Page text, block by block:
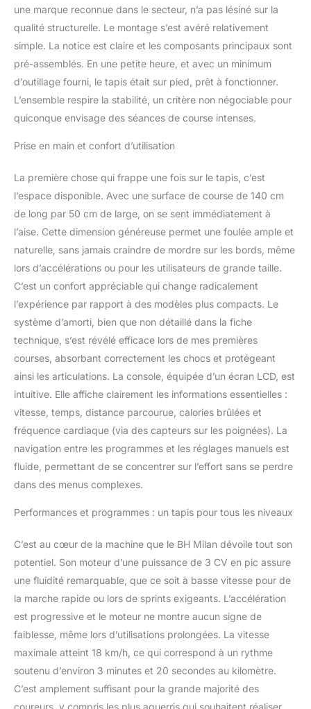
d'entraînement interactives
qui transforment votre
routine d'exercice en une
expérience plus
divertissante et plus
motivante. Ces plateformes
vous permettent d'explorer
des itinéraires virtuels, de
participer à des défis en
séances guidées par des
confort de votre domicile.
Grâce à elles, rester en
forme sera plus
dynamique, plus amusant
et plus personnalisé. UNE
LARGE GAMME DE
VITESSES, DE 1 À 20 KM/H.
Elle vous permet d'adapter
votre entraînement à vos
besoins, qu'il s'agisse
d'une promenade tranquille
pour vous détendre ou
d'un sprint intense qui
testera vos limites. Grâce à
pouvez personnaliser
chaque séance
d'entraînement en fonction
de vos objectifs, qu'il
endurance, votre vitesse
ou simplement de profiter
L'ÉLÉGANT ÉCRAN À
ÉLECTROLUMINESCENTES
VOUS INFORME EN TEMPS
RÉEL DE VOS
des données clés telles que
la vitesse, le temps, la
distance parcourue, les
calories brûlées, le pouls,
cardiaque. Grâce à cet
affichage complet, vous
une marque reconnue dans le secteur, n’a pas lésiné sur la
qualité structurelle. Le montage s’est avéré relativement
simple. La notice est claire et les composants principaux sont
pré-assemblés. En une petite heure, et avec un minimum
d’outillage fourni, le tapis était sur pied, prêt à fonctionner.
L’ensemble respire la stabilité, un critère non négociable pour
quiconque envisage des séances de course intenses.
Prise en main et confort d’utilisation
La première chose qui frappe une fois sur le tapis, c’est
l’espace disponible. Avec une surface de course de 140 cm
de long par 50 cm de large, on se sent immédiatement à
l’aise. Cette dimension généreuse permet une foulée ample et
naturelle, sans jamais craindre de mordre sur les bords, même
lors d’accélérations ou pour les utilisateurs de grande taille.
C’est un confort appréciable qui change radicalement
l’expérience par rapport à des modèles plus compacts. Le
système d’amorti, bien que non détaillé dans la fiche
technique, s’est révélé efficace lors de mes premières
courses, absorbant correctement les chocs et protégeant
ainsi les articulations. La console, équipée d’un écran LCD, est
intuitive. Elle affiche clairement les informations essentielles :
vitesse, temps, distance parcourue, calories brûlées et
fréquence cardiaque (via des capteurs sur les poignées). La
navigation entre les programmes et les réglages manuels est
fluide, permettant de se concentrer sur l’effort sans se perdre
dans des menus complexes.
Performances et programmes : un tapis pour tous les niveaux
C’est au cœur de la machine que le BH Milan dévoile tout son
potentiel. Son moteur d’une puissance de 3 CV en pic assure
une fluidité remarquable, que ce soit à basse vitesse pour de
la marche rapide ou lors de sprints exigeants. L’accélération
est progressive et le moteur ne montre aucun signe de
faiblesse, même lors d’utilisations prolongées. La vitesse
maximale atteint 18 km/h, ce qui correspond à un rythme
soutenu d’environ 3 minutes et 20 secondes au kilomètre.
C’est amplement suffisant pour la grande majorité des
coureurs, y compris les plus aguerris qui souhaitent réaliser